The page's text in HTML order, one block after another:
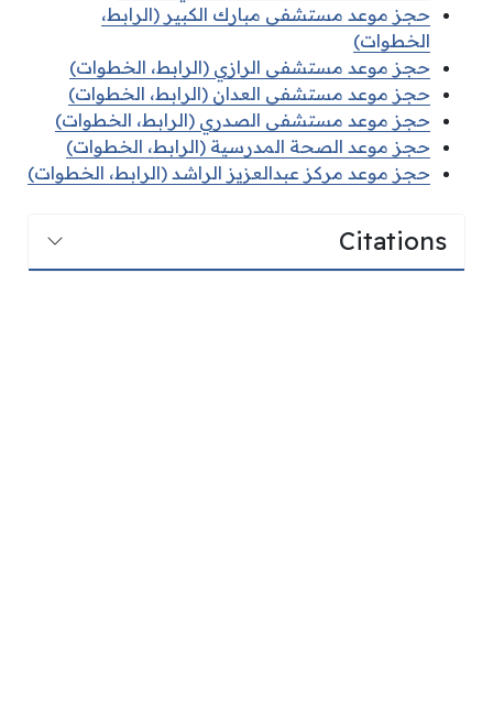
حجز موعد مستشفى مبارك الكبير (الرابط،
الخطوات)
حجز موعد مستشفى الرازي (الرابط، الخطوات)
حجز موعد مستشفى العدان (الرابط، الخطوات)
حجز موعد مستشفى الصدري (الرابط، الخطوات)
حجز موعد الصحة المدرسية (الرابط، الخطوات)
حجز موعد مركز عبدالعزيز الراشد (الرابط، الخطوات)
Citations